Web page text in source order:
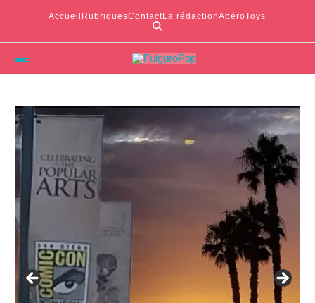
Accueil RubriquesContactLa rédactionApéroToys